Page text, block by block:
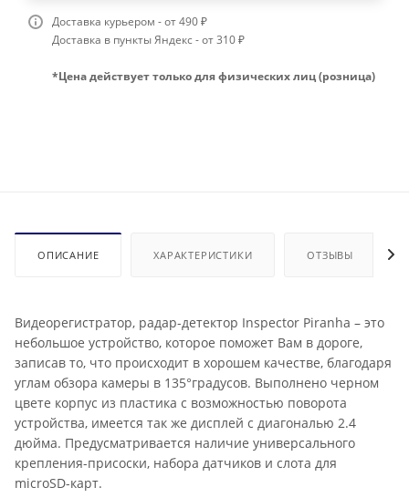
Доставка курьером - от 490 ₽
Доставка в пункты Яндекс - от 310 ₽
*Цена действует только для физических лиц (розница)
ОПИСАНИЕ ХАРАКТЕРИСТИКИ ОТЗЫВЫ
Видеорегистратор, радар-детектор Inspector Piranha – это
небольшое устройство, которое поможет Вам в дороге,
записав то, что происходит в хорошем качестве, благодаря
углам обзора камеры в 135°градусов. Выполнено черном
цвете корпус из пластика с возможностью поворота
устройства, имеется так же дисплей с диагональю 2.4
дюйма. Предусматривается наличие универсального
крепления-присоски, набора датчиков и слота для
microSD-карт.